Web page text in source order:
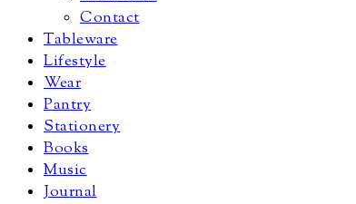
Contact
Tableware
Lifestyle
Wear
Pantry
Stationery
Books
Music
Journal